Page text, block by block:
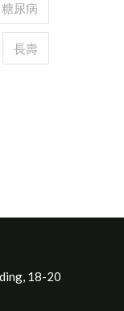
糖尿病
長壽
18-20